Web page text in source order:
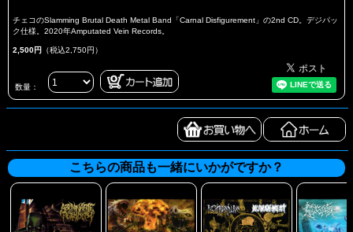
チェコのSlamming Brutal Death Metal Band「Carnal Disfigurement」の2nd CD。デジパッ
ク仕様。2020年Amputated Vein Records。
2,500円 （税込2,750円）
数量：
こちらの商品も一緒にいかがですか？